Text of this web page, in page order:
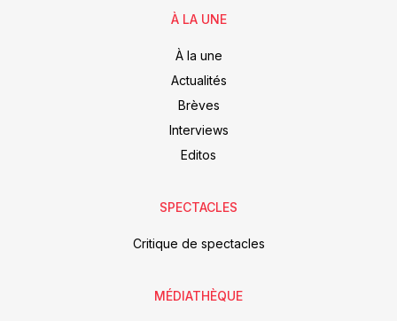
À LA UNE
À la une
Actualités
Brèves
Interviews
Editos
SPECTACLES
Critique de spectacles
MÉDIATHÈQUE